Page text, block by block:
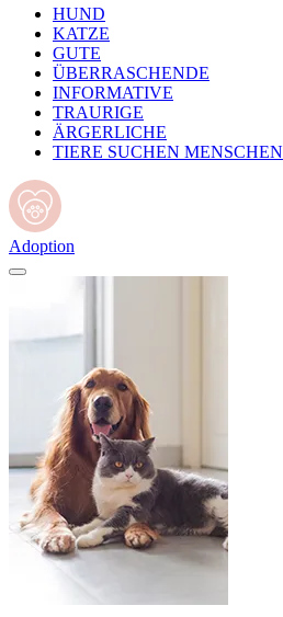
HUND
KATZE
GUTE
ÜBERRASCHENDE
INFORMATIVE
TRAURIGE
ÄRGERLICHE
TIERE SUCHEN MENSCHEN
Adoption